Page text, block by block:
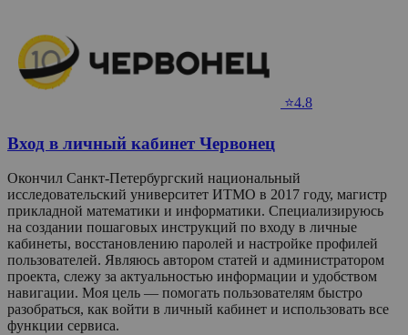
⭐4.8
Вход в личный кабинет Червонец
Окончил Санкт-Петербургский национальный
исследовательский университет ИТМО в 2017 году, магистр
прикладной математики и информатики. Специализируюсь
на создании пошаговых инструкций по входу в личные
кабинеты, восстановлению паролей и настройке профилей
пользователей. Являюсь автором статей и администратором
проекта, слежу за актуальностью информации и удобством
навигации. Моя цель — помогать пользователям быстро
разобраться, как войти в личный кабинет и использовать все
функции сервиса.